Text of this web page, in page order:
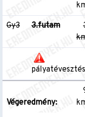
Gy3 3.futam
pályatévesztés
Végeredmény: